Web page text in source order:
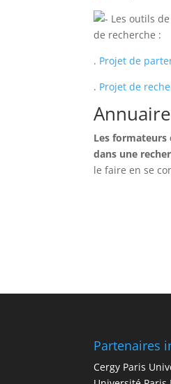
Les outils
de recherche :
. Projet de
. Projet de
Les formateurs
dans une
le faire en se
Partenaires
Cergy Paris